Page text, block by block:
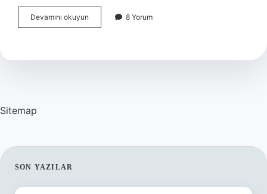
Devamını okuyun
vergisi
?
8 Yorum
Sitemap
SIDEBAR
SON YAZILAR